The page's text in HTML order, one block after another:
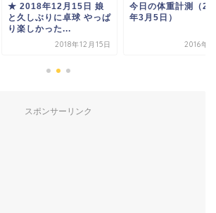
★ 2018年12月15日 娘
と久しぶりに卓球 やっぱ
り楽しかった...
2018年12月15日
今日の体重計測（
年3月5日）
2016年3
スポンサーリンク